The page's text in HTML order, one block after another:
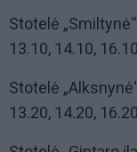
Stotelė
13.10, 14.10,
Stotelė
13.20, 14.20,